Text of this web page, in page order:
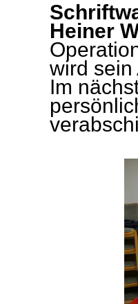
Heiner
wird sein
Im